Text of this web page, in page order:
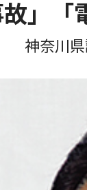
故」
神奈川県